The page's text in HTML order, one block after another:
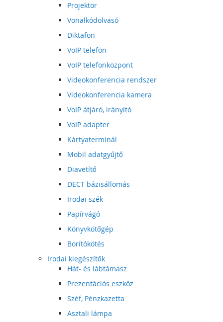
Projektor
Vonalkódolvasó
Diktafon
VoIP telefon
VoIP telefonközpont
Videokonferencia rendszer
Videokonferencia kamera
VoIP átjáró, irányító
VoIP adapter
Kártyaterminál
Mobil adatgyűjtő
Diavetítő
DECT bázisállomás
Irodai szék
Papírvágó
Könyvkötőgép
Borítókötés
Irodai kiegészítők
Hát- és lábtámasz
Prezentációs eszköz
Széf, Pénzkazetta
Asztali lámpa